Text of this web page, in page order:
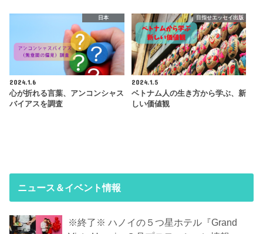
日本
2024.1.6
心が折れる言葉、アンコンシャス
バイアスを調査
目指せエッセイ出版
2024.1.5
ベトナム人の生き方から学ぶ、新
しい価値観
ニュース＆イベント情報
※終了※ ハノイの５つ星ホテル『Grand